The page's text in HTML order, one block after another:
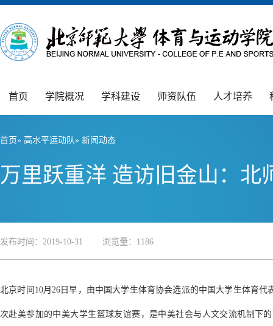
首页 学院概况 学科建设 师资队伍 人才培养
首页» 高水平运动队» 新闻动态
万里跃重洋 造访旧金山：北
发布时间：2019-10-31 浏览量： 1186
北京时间10月26日早，由中国大学生体育协会选派的中国大学生体育
次赴美参加的中美大学生篮球友谊赛，是中美社会与人文交流机制下